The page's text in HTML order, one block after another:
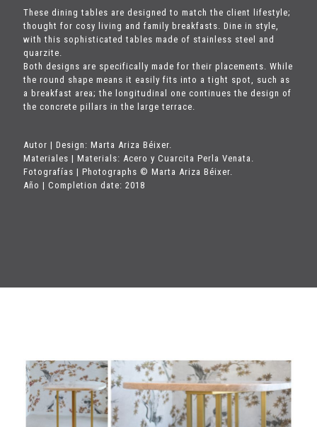
These dining tables are designed to match the client lifestyle;
thought for cosy living and family breakfasts. Dine in style,
with this sophisticated tables made of stainless steel and
quarzite.
Both designs are specifically made for their placements. While
the round shape means it easily fits into a tight spot, such as
a breakfast area; the longitudinal one continues the design of
the concrete pillars in the large terrace.
Autor | Design: Marta Ariza Béixer.
Materiales | Materials: Acero y Cuarcita Perla Venata.
Fotografías | Photographs © Marta Ariza Béixer.
Año | Completion date: 2018